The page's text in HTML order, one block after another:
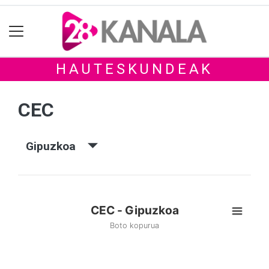
HAUTESKUNDEAK
CEC
Gipuzkoa
CEC - Gipuzkoa
Boto kopurua